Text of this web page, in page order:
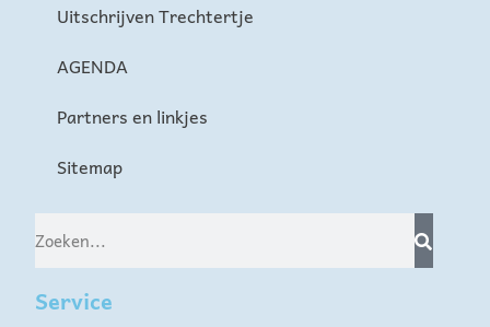
Uitschrijven Trechtertje
AGENDA
Partners en linkjes
Sitemap
Service